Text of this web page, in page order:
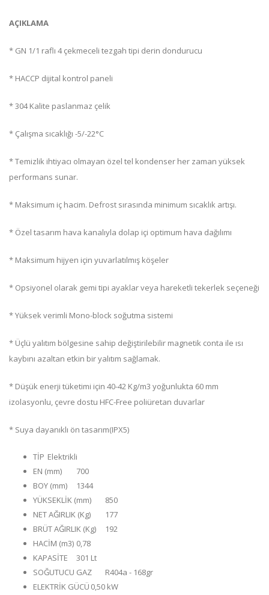
AÇIKLAMA
* GN 1/1 raflı 4 çekmeceli tezgah tipi derin dondurucu
* HACCP dijital kontrol paneli
* 304 Kalite paslanmaz çelik
* Çalışma sıcaklığı -5/-22°C
* Temizlik ihtiyacı olmayan özel tel kondenser her zaman yüksek
performans sunar.
* Maksimum iç hacim. Defrost sırasında minimum sıcaklık artışı.
* Özel tasarım hava kanalıyla dolap içi optimum hava dağılımı
* Maksimum hijyen için yuvarlatılmış köşeler
* Opsiyonel olarak gemi tipi ayaklar veya hareketli tekerlek seçeneği
* Yüksek verimli Mono-block soğutma sistemi
* Üçlü yalıtım bölgesine sahip değiştirilebilir magnetik conta ile ısı
kaybını azaltan etkin bir yalıtım sağlamak.
* Düşük enerji tüketimi için 40-42 Kg/m3 yoğunlukta 60 mm
izolasyonlu, çevre dostu HFC-Free poliüretan duvarlar
* Suya dayanıklı ön tasarım(IPX5)
TİP Elektrikli
EN (mm)
700
BOY (mm)
1344
YÜKSEKLİK (mm)
850
NET AĞIRLIK (Kg)
177
BRÜT AĞIRLIK (Kg)
192
HACİM (m3) 0,78
KAPASİTE
301 Lt
SOĞUTUCU GAZ
R404a - 168gr
ELEKTRİK GÜCÜ 0,50 kW